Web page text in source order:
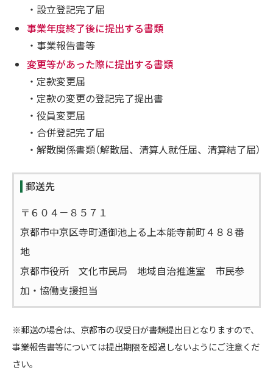
・設立登記完了届
事業年度終了後に提出する書類
・事業報告書等
変更等があった際に提出する書類
・定款変更届
・定款の変更の登記完了提出書
・役員変更届
・合併登記完了届
・解散関係書類（解散届、清算人就任届、清算結了届）
郵送先
〒６０４－８５７１
京都市中京区寺町通御池上る上本能寺前町４８８番
地
京都市役所 文化市民局 地域自治推進室 市民参
加・協働支援担当
※郵送の場合は、京都市の収受日が書類提出日となりますので、
事業報告書等については提出期限を超過しないようにご注意くだ
さい。